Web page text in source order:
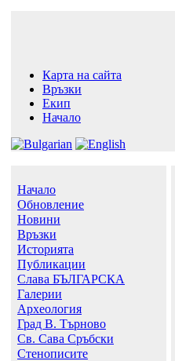
Карта на сайта
Връзки
Екип
Начало
Начало
Обновление
Новини
Връзки
Историята
Публикации
Слава БЪЛГАРСКА
Галерии
Археология
Град В. Търново
Св. Сава Сръбски
Стенописите